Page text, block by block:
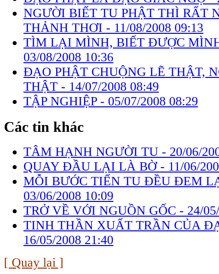
NGƯỜI BIẾT TU PHẬT THÌ RẤT
THẢNH THƠI - 11/08/2008 09:13
TÌM LẠI MÌNH, BIẾT ĐƯỢC
03/08/2008 10:36
ĐẠO PHẬT CHUỘNG LẼ THẬT,
THẬT - 14/07/2008 08:49
TẬP NGHIỆP - 05/07/2008 08:29
Các tin khác
TÂM HẠNH NGƯỜI TU - 20/06/
QUAY ĐẦU LẠI LÀ BỜ - 11/06/
MỖI BƯỚC TIẾN TU ĐỀU ĐEM
03/06/2008 10:09
TRỞ VỀ VỚI NGUỒN GỐC - 24/
TINH THẦN XUẤT TRẦN CỦA
16/05/2008 21:40
[ Quay lại ]